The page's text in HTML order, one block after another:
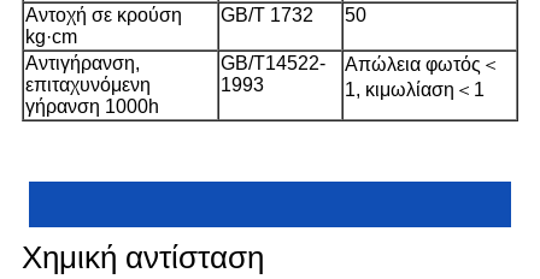
Αντοχή σε κρούση
kg·cm
GB/T 1732 50
Αντιγήρανση,
επιταχυνόμενη
γήρανση 1000h
GB/T14522-
1993
Απώλεια φωτός＜
1, κιμωλίαση＜1
Χημική αντίσταση